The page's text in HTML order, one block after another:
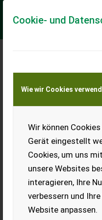
Cookie- und
Wie wir Cookies
Wir können
Gerät eingestellt
Cookies, um uns
unsere Websites
interagieren, Ihre
verbessern und
Website anpassen.
Meine
Transport von
KEINE
Ladeort